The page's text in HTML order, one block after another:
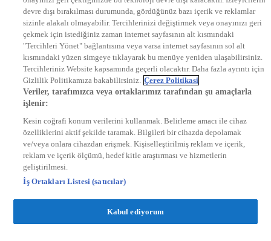
KRAL POP
EKSEN
VOYAGE
DYG Dijital
ntv.com.tr
ntvspor.net
secim.ntv.com.tr
startv.com.tr
kralmuzik.com.tr
devre dışı bırakılması durumunda, gördüğünüz bazı içerik ve reklamlar
sizinle alakalı olmayabilir. Tercihlerinizi değiştirmek veya onayınızı geri
çekmek için istediğiniz zaman internet sayfasının alt kısmındaki
"Tercihleri Yönet" bağlantısına veya varsa internet sayfasının sol alt
kısmındaki yüzen simgeye tıklayarak bu menüye yeniden ulaşabilirsiniz.
Tercihleriniz Website kapsamında geçerli olacaktır. Daha fazla ayrıntı için
Gizlilik Politikamıza bakabilirsiniz. Çerez Politikasi
Veriler, tarafımızca veya ortaklarımız tarafından şu amaçlarla
işlenir:
Kesin coğrafi konum verilerini kullanmak. Belirleme amacı ile cihaz
özelliklerini aktif şekilde taramak. Bilgileri bir cihazda depolamak
ve/veya onlara cihazdan erişmek. Kişiselleştirilmiş reklam ve içerik,
reklam ve içerik ölçümü, hedef kitle araştırması ve hizmetlerin
geliştirilmesi.
İş Ortakları Listesi (satıcılar)
Kabul ediyorum